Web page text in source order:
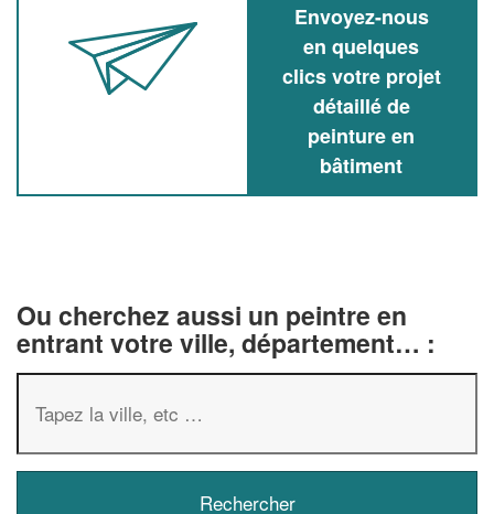
Envoyez-nous
en quelques
clics votre projet
détaillé de
peinture en
bâtiment
Ou cherchez aussi un peintre en
entrant votre ville, département… :